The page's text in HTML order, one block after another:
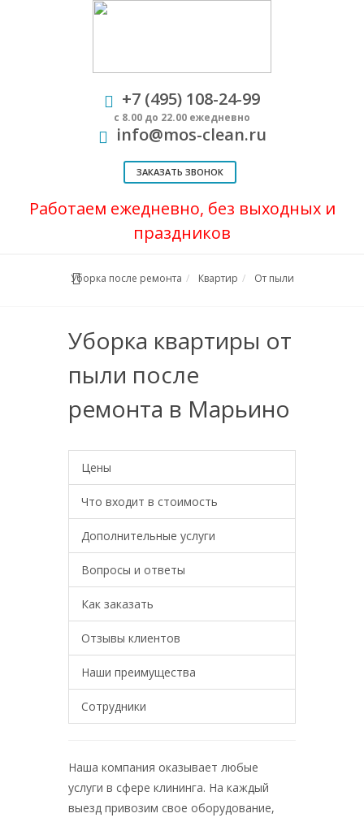
+7 (495) 108-24-99
с 8.00 до 22.00 ежедневно
info@mos-clean.ru
ЗАКАЗАТЬ ЗВОНОК
Работаем ежедневно, без выходных и
праздников
Уборка после ремонта Квартир От пыли
Уборка квартиры от
пыли после
ремонта в Марьино
Цены
Что входит в стоимость
Дополнительные услуги
Вопросы и ответы
Как заказать
Отзывы клиентов
Наши преимущества
Сотрудники
Наша компания оказывает любые
услуги в сфере клининга. На каждый
выезд привозим свое оборудование,